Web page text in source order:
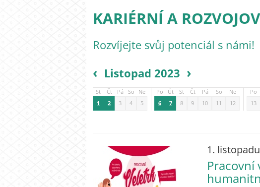
KARIÉRNÍ A
Rozvíjejte svůj potenciál s námi!
‹ Listopad 2023 ›
St Čt Pá So
Ne
1
2 3 4 5
Po Út St Čt Pá So
Ne
6
7 8 9 10 11 12
Po
13
1.
Pracovní